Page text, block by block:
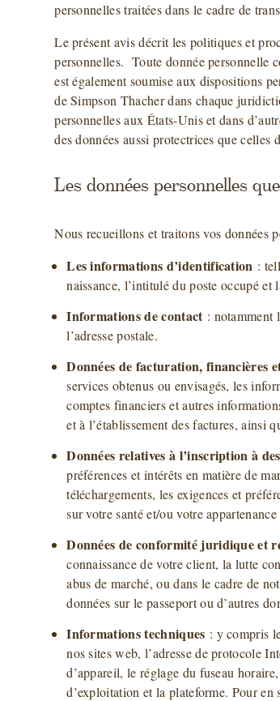
personnelles traitées dans le cadre de
Le présent avis décrit les politiques et
personnelles. Toute donnée personnelle
est également soumise aux dispositions
de Simpson Thacher dans chaque
personnelles aux États-Unis et dans
des données aussi protectrices que celles
Les données personnelles
Nous recueillons et traitons vos données
Les informations d’identification :
naissance, l’intitulé du poste occupé et
Informations de contact: notamment
l’adresse postale.
Données de facturation, financières
services obtenus ou envisagés, les
comptes financiers et autres
et à l’établissement des factures, ainsi
Données relatives à l’inscription à
préférences et intérêts en matière de
téléchargements, les exigences et
sur votre santé et/ou votre
Données de conformité juridique et
connaissance de votre client, la lutte
abus de marché, ou dans le cadre de
données sur le passeport ou d’autres
Informations techniques : y compris
nos sites web, l’adresse de protocole
d’appareil, le réglage du fuseau
d’exploitation et la plateforme. Pour